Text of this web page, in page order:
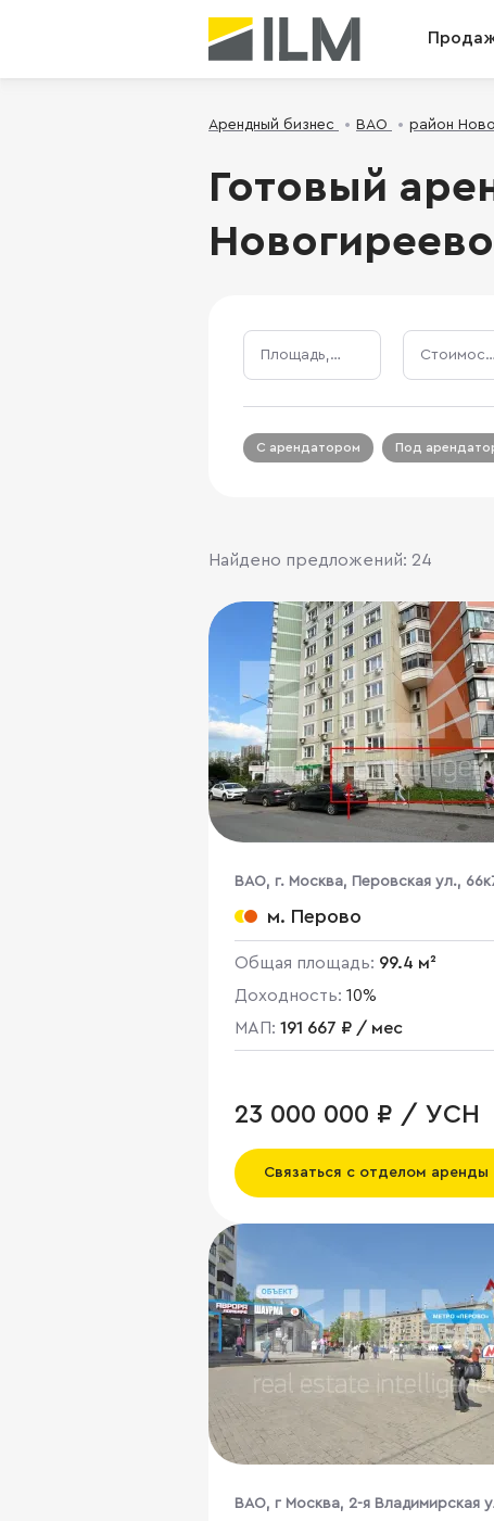
Арендный бизнес ВАО район
Готовый
Новогиреево
Площадь, м² Стоимость, ₽
С арендатором Под
Найдено предложений: 24
ВАО, г. Москва, Перовская ул.,
м. Перово
Общая площадь: 99.4 м²
Доходность: 10%
МАП: 191 667 ₽ / мес
23 000 000 ₽ / УСН
Связаться с отделом аренды
ВАО, г Москва, 2-я Владимирская